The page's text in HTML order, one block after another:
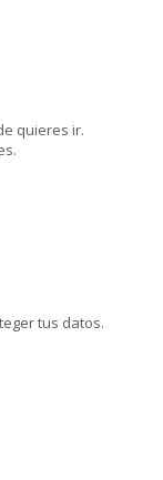
quieres ir.
tus datos.